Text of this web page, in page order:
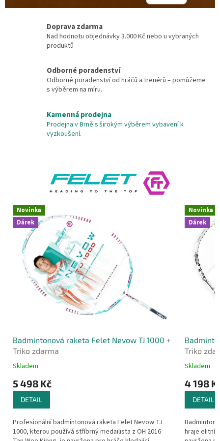
é
Doprava zdarma
Nad hodnotu objednávky 3.000 Kč nebo u vybraných
produktů
Odborné poradenství
Odborné poradenství od hráčů a trenérů – pomůžeme
s výběrem na míru.
Kamenná prodejna
Prodejna v Brně s širokým výběrem vybavení k
vyzkoušení.
Novinka
Dárek
Badmintonová raketa Felet Nevow TJ 1000 +
Triko zdarma
Skladem
5 498 Kč
DETAIL
Profesionální badmintonová raketa Felet Nevow TJ
1000, kterou používá stříbrný medailista z OH 2016
Novinka
Dárek
Triko
Skladem
4 198
DETAIL
hraje elitní